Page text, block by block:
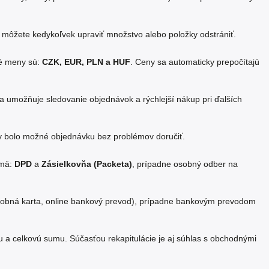
kedykoľvek upraviť množstvo alebo položky odstrániť.
meny sú: CZK, EUR, PLN a HUF . Ceny sa automaticky prepočítajú
sledovanie objednávok a rýchlejší nákup pri ďalších
možné objednávku bez problémov doručiť.
DPD a Zásielkovňa (Packeta) , prípadne osobný odber na
karta, online bankový prevod), prípadne bankovým prevodom
celkovú sumu. Súčasťou rekapitulácie je aj súhlas s obchodnými